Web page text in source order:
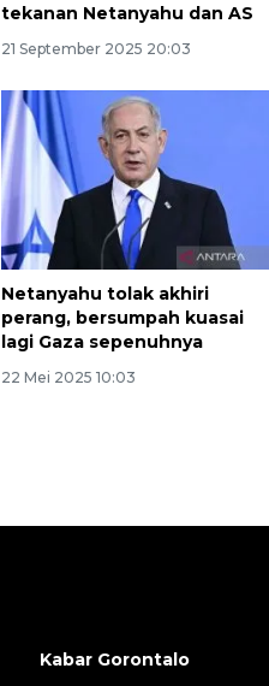
tekanan Netanyahu dan AS
21 September 2025 20:03
Netanyahu tolak akhiri
perang, bersumpah kuasai
lagi Gaza sepenuhnya
22 Mei 2025 10:03
Kabar Gorontalo